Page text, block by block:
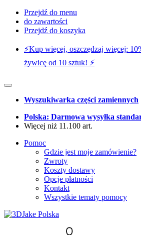
Przejdź do menu
do zawartości
Przejdź do koszyka
⚡️Kup więcej, oszczędzaj więcej:
żywicę od 10 sztuk! ⚡️
Wyszukiwarka części zamiennych
Polska: Darmowa wysyłka
Więcej niż 11.100 art.
Pomoc
Gdzie jest moje zamówienie?
Zwroty
Koszty dostawy
Opcje płatności
Kontakt
Wszystkie tematy pomocy